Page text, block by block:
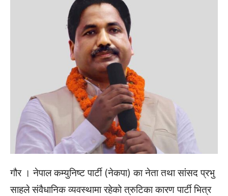
गौर । नेपाल कम्युनिष्ट पार्टी (नेकपा) का नेता तथा सांसद प्रभु
साहले संवैधानिक व्यवस्थामा रहेको त्रुटिका कारण पार्टी भित्र